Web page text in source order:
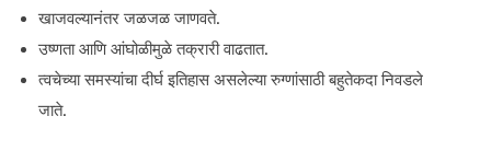
खाजवल्यानंतर जळजळ जाणवते.
उष्णता आणि आंघोळीमुळे तक्रारी वाढतात.
त्वचेच्या समस्यांचा दीर्घ इतिहास असलेल्या रुग्णांसाठी बहुतेकदा निवडले
जाते.